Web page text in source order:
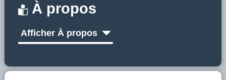
À propos
Afficher À propos